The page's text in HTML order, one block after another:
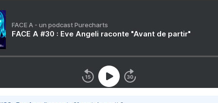
FACE A - un podcast Purecharts
FACE A #30 : Eve Angeli raconte "Avant de partir"